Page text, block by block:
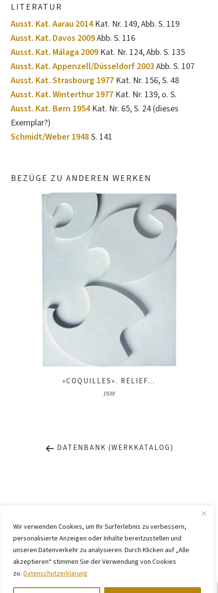
Wir verwenden Cookies, um Ihr Surferlebnis zu verbessern,
personalisierte Anzeigen oder Inhalte bereitzustellen und
unseren Datenverkehr zu analysieren. Durch Klicken auf „Alle
akzeptieren“ stimmen Sie der Verwendung von Cookies
zu. Datenschutzerklärung
LITERATUR
Ausst. Kat. Aarau 2014Kat. Nr. 149, Abb. S. 119
Ausst. Kat. Davos 2009Abb. S. 116
Ausst. Kat. Málaga 2009 Kat. Nr. 124, Abb. S. 135
Ausst. Kat. Appenzell/Düsseldorf 2003 Abb. S. 107
Ausst. Kat. Strasbourg 1977 Kat. Nr. 156, S. 48
Ausst. Kat. Winterthur 1977 Kat. Nr. 139, o. S.
Ausst. Kat. Bern 1954Kat. Nr. 65, S. 24 (dieses
Exemplar?)
Schmidt/Weber 1948 S. 141
BEZÜGE ZU ANDEREN WERKEN
»COQUILLES«. RELIEF...
1938
DATENBANK (WERKKATALOG)
IMPRESSUM
DATENSCHUTZ
KONTAKT
WEBSITE BYKINGMAICO
Berlin/Rolandswerth und Gerhard-Marcks-